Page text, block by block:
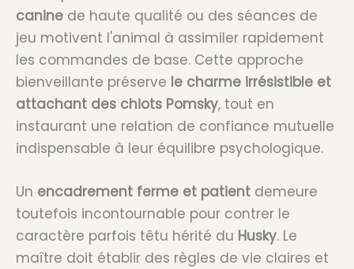
canine de haute qualité ou des séances de
jeu motivent l'animal à assimiler rapidement
les commandes de base. Cette approche
bienveillante préserve le charme irrésistible et
attachant des chiots Pomsky, tout en
instaurant une relation de confiance mutuelle
indispensable à leur équilibre psychologique.
Un encadrement ferme et patient demeure
toutefois incontournable pour contrer le
caractère parfois têtu hérité du Husky. Le
maître doit établir des règles de vie claires et